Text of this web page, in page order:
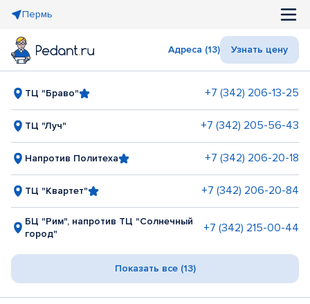
Пермь
Адреса (13) Узнать цену
ТЦ "Браво" +7 (342) 206-13-25
ТЦ "Луч" +7 (342) 205-56-43
Напротив Политеха +7 (342) 206-20-18
ТЦ "Квартет" +7 (342) 206-20-84
БЦ "Рим", напротив ТЦ "Солнечный
город"
+7 (342) 215-00-44
Показать все (13)